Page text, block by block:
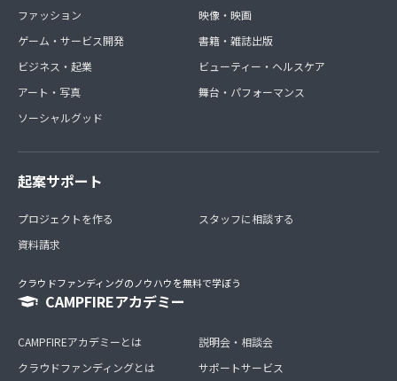
ファッション
ゲーム・サービス開発
ビジネス・起業
アート・写真
ソーシャルグッド
映像・映画
書籍・雑誌出版
ビューティー・ヘルスケア
舞台・パフォーマンス
起案サポート
プロジェクトを作る
資料請求
スタッフに相談する
クラウドファンディングのノウハウを無料で学ぼう
CAMPFIREアカデミー
CAMPFIREアカデミーとは
クラウドファンディングとは
説明会・相談会
サポートサービス